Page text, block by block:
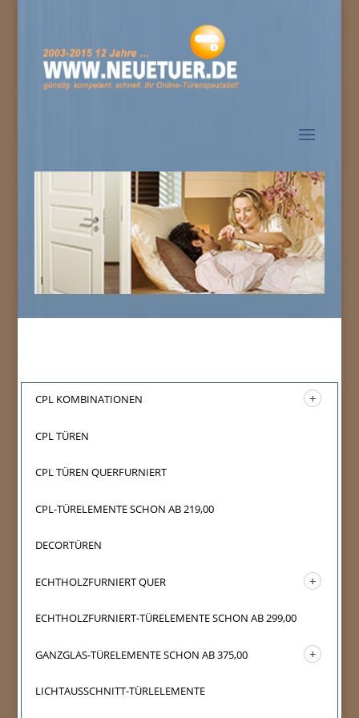
CPL KOMBINATIONEN
CPL TÜREN
CPL TÜREN QUERFURNIERT
CPL-TÜRELEMENTE SCHON AB 219,00
DECORTÜREN
ECHTHOLZFURNIERT QUER
ECHTHOLZFURNIERT-TÜRELEMENTE SCHON AB 299,00
GANZGLAS-TÜRELEMENTE SCHON AB 375,00
LICHTAUSSCHNITT-TÜRLELEMENTE